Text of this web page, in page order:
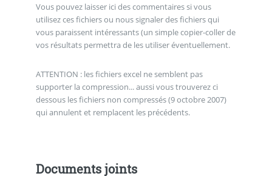
Vous pouvez laisser ici des commentaires si vous
utilisez ces fichiers ou nous signaler des fichiers qui
vous paraissent intéressants (un simple copier-coller de
vos résultats permettra de les utiliser éventuellement.
ATTENTION : les fichiers excel ne semblent pas
supporter la compression... aussi vous trouverez ci
dessous les fichiers non compressés (9 octobre 2007)
qui annulent et remplacent les précédents.
Documents joints